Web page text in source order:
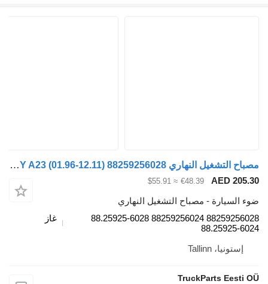
مصباح التشغيل النهاري MAN LIONS CITY A23 (01.96-12.11) 88259256028 لـ الباصات MAN Lion's bus (1991-)
€48.39
≈ $55.91
- مصباح التشغيل النهاري
88259256028 88259256024 88.25925-6028
غاز